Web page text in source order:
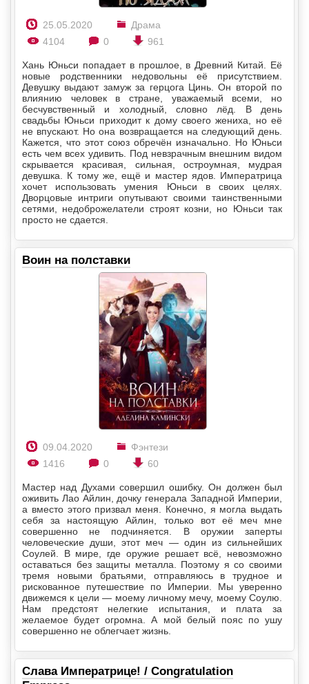
25.05.2020
Драма
4104
0 961
Хань Юньси попадает в прошлое, в Древний Китай. Её
новые родственники недовольны её присутствием.
Девушку выдают замуж за герцога Цинь. Он второй по
влиянию человек в стране, уважаемый всеми, но
бесчувственный и холодный, словно лёд. В день
свадьбы Юньси приходит к дому своего жениха, но её
не впускают. Но она возвращается на следующий день.
Кажется, что этот союз обречён изначально. Но Юньси
есть чем всех удивить. Под невзрачным внешним видом
скрывается красивая, сильная, остроумная, мудрая
девушка. К тому же, ещё и мастер ядов. Императрица
хочет использовать умения Юньси в своих целях.
Дворцовые интриги опутывают своими таинственными
сетями, недоброжелатели строят козни, но Юньси так
просто не сдается.
Воин на полставки
09.04.2020
Фэнтези
1416
0 60
Мастер над Духами совершил ошибку. Он должен был
оживить Лао Айлин, дочку генерала Западной Империи,
а вместо этого призвал меня. Конечно, я могла выдать
себя за настоящую Айлин, только вот её меч мне
совершенно не подчиняется. В оружии заперты
человеческие души, этот меч — один из сильнейших
Соулей. В мире, где оружие решает всё, невозможно
оставаться без защиты металла. Поэтому я со своими
тремя новыми братьями, отправляюсь в трудное и
рискованное путешествие по Империи. Мы уверенно
движемся к цели — моему личному мечу, моему Соулю.
Нам предстоят нелегкие испытания, и плата за
желаемое будет огромна. А мой белый пояс по ушу
совершенно не облегчает жизнь.
Слава Императрице! / Congratulation